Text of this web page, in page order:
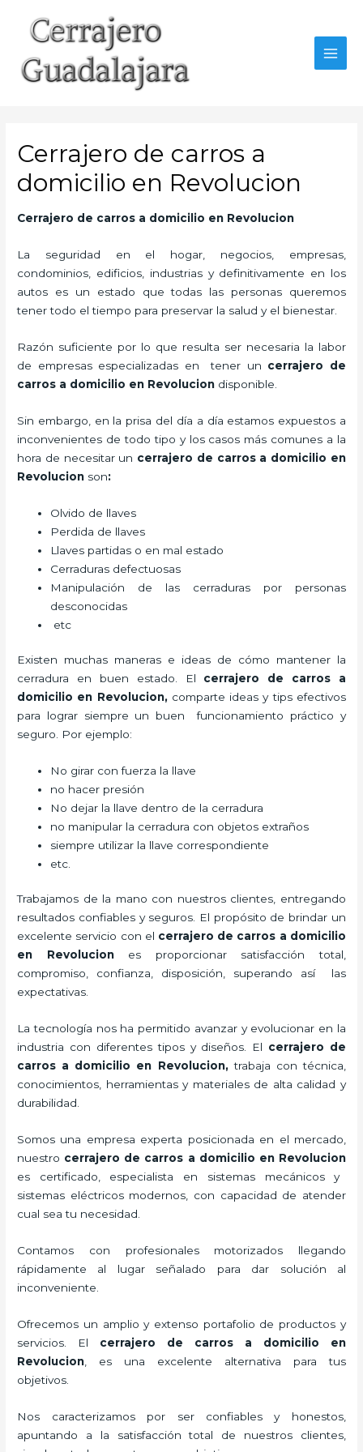
contenido
Cerrajero de carros a
domicilio en Revolucion
Cerrajero de carros a domicilio en Revolucion
La seguridad en el hogar, negocios, empresas,
condominios, edificios, industrias y definitivamente en los
autos es un estado que todas las personas queremos
tener todo el tiempo para preservar la salud y el bienestar.
Razón suficiente por lo que resulta ser necesaria la labor
de empresas especializadas en tener un cerrajero de
carros a domicilio en Revolucion disponible.
Sin embargo, en la prisa del día a día estamos expuestos a
inconvenientes de todo tipo y los casos más comunes a la
hora de necesitar un cerrajero de carros a domicilio en
Revolucion son:
Olvido de llaves
Perdida de llaves
Llaves partidas o en mal estado
Cerraduras defectuosas
Manipulación de las cerraduras por personas
desconocidas
etc
Existen muchas maneras e ideas de cómo mantener la
cerradura en buen estado. El cerrajero de carros a
domicilio en Revolucion, comparte ideas y tips efectivos
para lograr siempre un buen funcionamiento práctico y
seguro. Por ejemplo:
No girar con fuerza la llave
no hacer presión
No dejar la llave dentro de la cerradura
no manipular la cerradura con objetos extraños
siempre utilizar la llave correspondiente
etc.
Trabajamos de la mano con nuestros clientes, entregando
resultados confiables y seguros. El propósito de brindar un
excelente servicio con el cerrajero de carros a domicilio
en Revoluciones proporcionar satisfacción total,
compromiso, confianza, disposición, superando así las
expectativas.
La tecnología nos ha permitido avanzar y evolucionar en la
industria con diferentes tipos y diseños. El cerrajero de
carros a domicilio en Revolucion,trabaja con técnica,
conocimientos, herramientas y materiales de alta calidad y
durabilidad.
Somos una empresa experta posicionada en el mercado,
nuestro cerrajero de carros a domicilio en Revolucion
es certificado, especialista en sistemas mecánicos y
sistemas eléctricos modernos, con capacidad de atender
cual sea tu necesidad.
Contamos con profesionales motorizados llegando
rápidamente al lugar señalado para dar solución al
inconveniente.
Ofrecemos un amplio y extenso portafolio de productos y
servicios. El cerrajero de carros a domicilio en
Revolucion , es una excelente alternativa para tus
objetivos.
Nos caracterizamos por ser confiables y honestos,
apuntando a la satisfacción total de nuestros clientes,